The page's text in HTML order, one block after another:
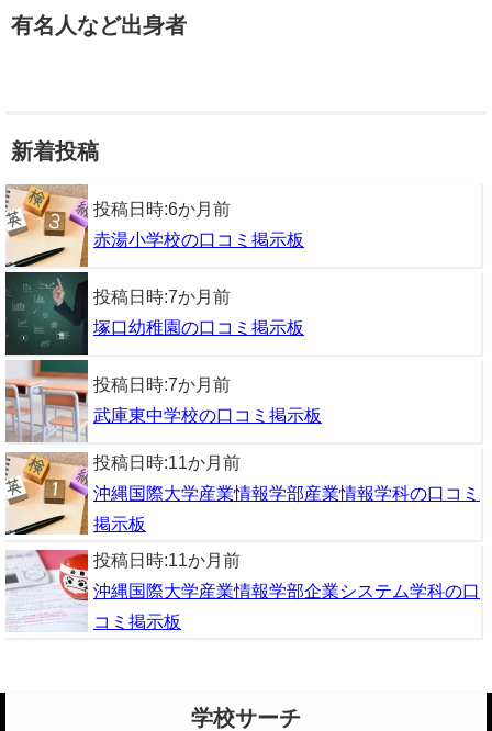
有名人など出身者
新着投稿
投稿日時:6か月前
赤湯小学校の口コミ掲示板
投稿日時:7か月前
塚口幼稚園の口コミ掲示板
投稿日時:7か月前
武庫東中学校の口コミ掲示板
投稿日時:11か月前
沖縄国際大学産業情報学部産業情報学科の口コミ
掲示板
投稿日時:11か月前
沖縄国際大学産業情報学部企業システム学科の口
コミ掲示板
学校サーチ